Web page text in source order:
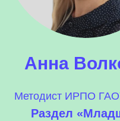
Анна
Методист ИРПО
Раздел